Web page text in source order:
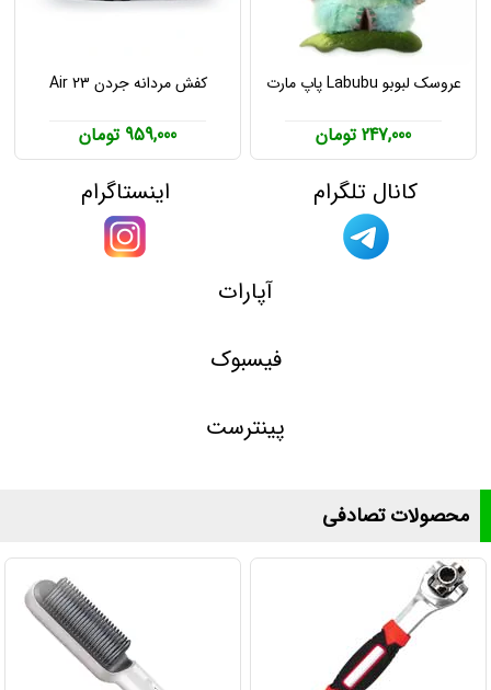
عروسک لبوبو Labubu پاپ مارت
247,000 تومان
کفش مردانه جردن Air 23
959,000 تومان
کانال تلگرام اینستاگرام
آپارات
فیسبوک
پینترست
محصولات تصادفی